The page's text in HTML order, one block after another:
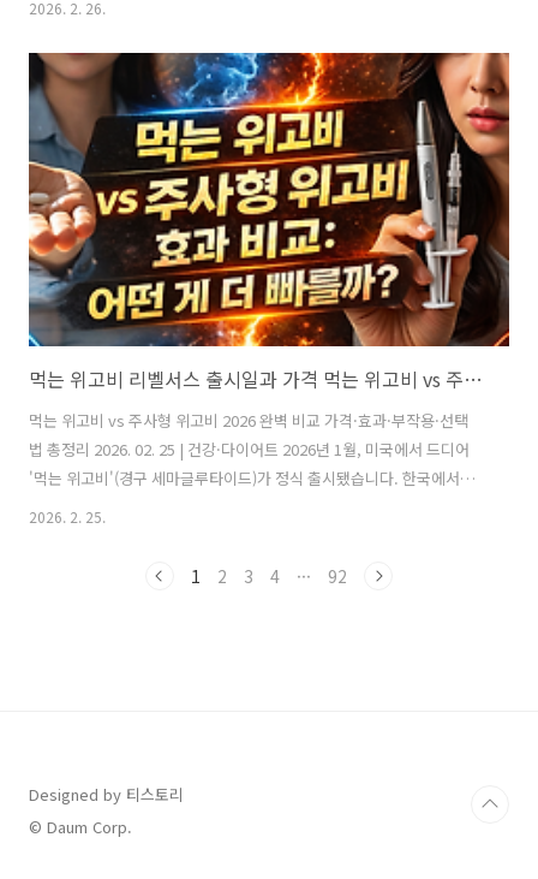
완화에서 나아가 연골 조직을 근본적으로 재생하는 것을 목표로 하며, 정
형외과 분야에서 주목받는 첨단 세포치료 수술 방식입니다. 핵심 요약 자
가 세포 이용 → 거부반응 낮음 → 연골 재생 목표 → 비급여 비용 수반
→ ..
2026. 2. 26.
먹는 위고비 리벨서스 출시일과 가격 먹는 위고비 vs 주사형 위고비 효과 비교: 어떤 게 더 빠를까?
먹는 위고비 vs 주사형 위고비 2026 완벽 비교 가격·효과·부작용·선택
법 총정리 2026. 02. 25 | 건강·다이어트 2026년 1월, 미국에서 드디어
'먹는 위고비'(경구 세마글루타이드)가 정식 출시됐습니다. 한국에서는
같은 성분의 리벨서스가 이미 먹는 위고비 역할을 하고 있는데요. 오늘은
립니다. 1. 먹는 위고비란? 출시 배경과 기본 정보 위고비(Wegovy)는 노
2026. 2. 25.
1 2 3 4 ··· 92
Designed by 티스토리
© Daum Corp.